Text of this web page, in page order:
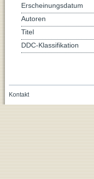
Erscheinungsdatum
Autoren
Titel
DDC-Klassifikation
Kontakt